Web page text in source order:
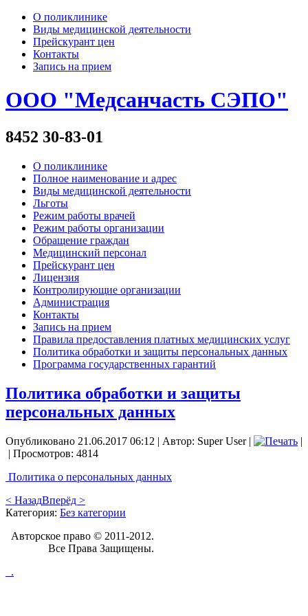
О поликлинике
Виды медицинской деятельности
Прейскурант цен
Контакты
Запись на прием
ООО "Медсанчасть СЭПО"
8452 30-83-01
О поликлинике
Полное наименование и адрес
Виды медицинской деятельности
Льготы
Режим работы врачей
Режим работы организации
Обращение граждан
Медицинский персонал
Прейскурант цен
Лицензия
Контролирующие организации
Администрация
Контакты
Запись на прием
Правила предоставления платных медицинских услуг
Политика обработки и защиты персональных данных
Программа государственных гарантий
Политика обработки и защиты
персональных данных
Опубликовано 21.06.2017 06:12 | Автор: Super User|
|
| Просмотров: 4814
Политика о персональных данных
< НазадВперёд >
Категория: Без категории
Авторское право © 2011-2012.
Все Права Защищены.
_.